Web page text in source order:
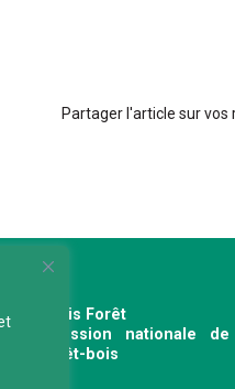
Partager l'article sur vos
Bois Forêt
Interprofession nationale
filière forêt-bois